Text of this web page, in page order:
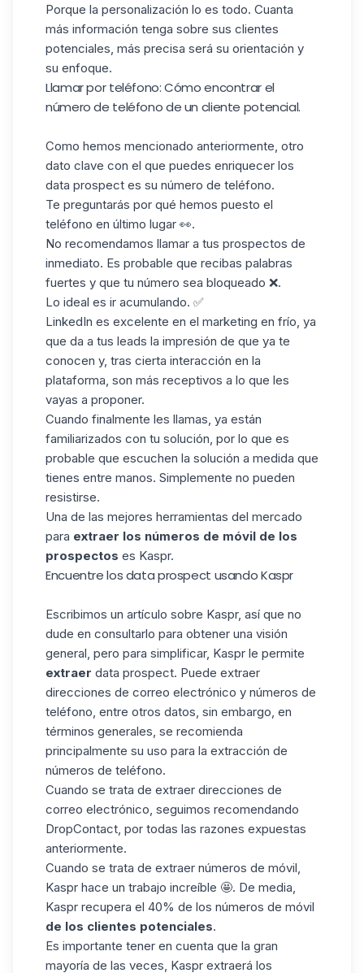
Porque la personalización lo es todo. Cuanta
más información tenga sobre sus clientes
potenciales, más precisa será su orientación y
su enfoque.
Llamar por teléfono: Cómo encontrar el
número de teléfono de un cliente potencial.
Como hemos mencionado anteriormente, otro
dato clave con el que puedes enriquecer los
data prospect es su número de teléfono.
Te preguntarás por qué hemos puesto el
teléfono en último lugar 👀.
No recomendamos llamar a tus prospectos de
inmediato. Es probable que recibas palabras
fuertes y que tu número sea bloqueado ❌.
Lo ideal es ir acumulando. ✅
LinkedIn es excelente en el marketing en frío, ya
que da a tus leads la impresión de que ya te
conocen y, tras cierta interacción en la
plataforma, son más receptivos a lo que les
vayas a proponer.
Cuando finalmente les llamas, ya están
familiarizados con tu solución, por lo que es
probable que escuchen la solución a medida que
tienes entre manos. Simplemente no pueden
resistirse.
Una de las mejores herramientas del mercado
para extraer los números de móvil de los
prospectos es Kaspr.
Encuentre los data prospect usando Kaspr
Escribimos un artículo sobre Kaspr, así que no
dude en consultarlo para obtener una visión
general, pero para simplificar, Kaspr le permite
extraer data prospect. Puede extraer
direcciones de correo electrónico y números de
teléfono, entre otros datos, sin embargo, en
términos generales, se recomienda
principalmente su uso para la extracción de
números de teléfono.
Cuando se trata de extraer direcciones de
correo electrónico, seguimos recomendando
DropContact, por todas las razones expuestas
anteriormente.
Cuando se trata de extraer números de móvil,
Kaspr hace un trabajo increíble 🤩. De media,
Kaspr recupera el 40% de los números de móvil
de los clientes potenciales.
Es importante tener en cuenta que la gran
mayoría de las veces, Kaspr extraerá los